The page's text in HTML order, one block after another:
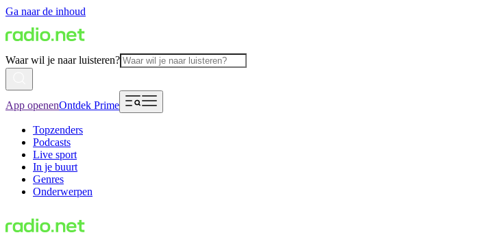
Ga naar de inhoud
Waar wil je naar luisteren?
App openenOntdek Prime
Topzenders
Podcasts
Live sport
In je buurt
Genres
Onderwerpen